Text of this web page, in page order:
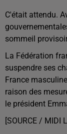
C'était attendu.
sommeil
La Fédération
suspendre ses
France
raison des
le président
[SOURCE / MIDI